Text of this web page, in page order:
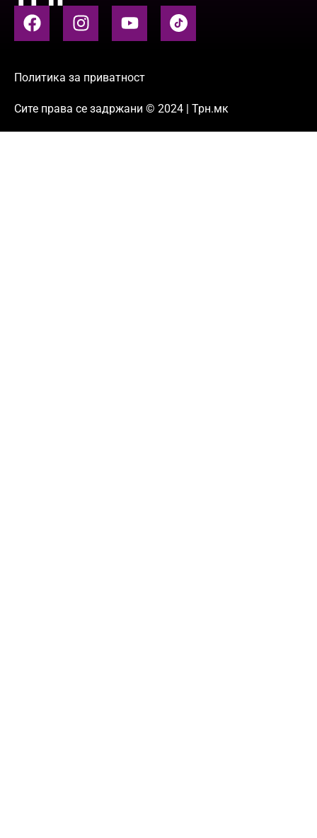
Политика за приватност
Сите права се задржани © 2024 | Трн.мк